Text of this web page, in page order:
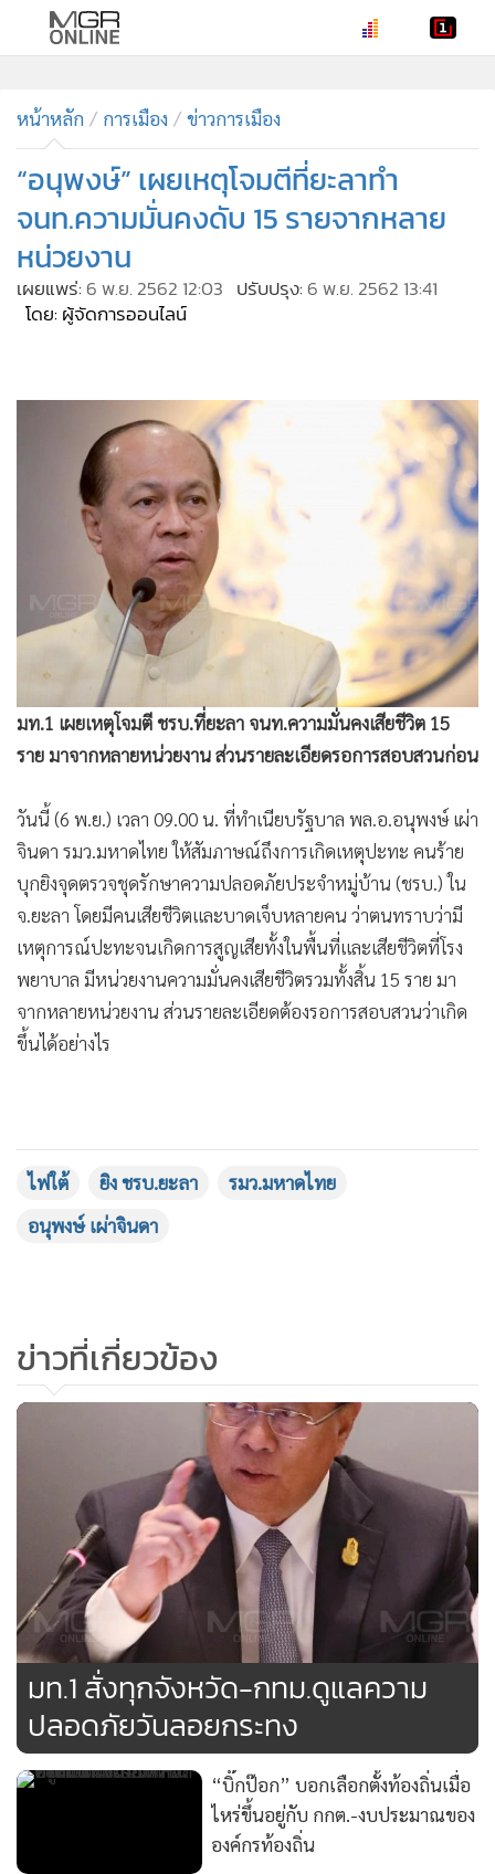
• ทันเหตุการณ์
• ภาคใต้
ภูมิภาค
• Online Section
• บันเทิง
• ผู้จัดการรายวัน
คอลัมนิสต์
Cyber BIZ
ผู้จัดกวน
Good health & Well-being
Green Innovation & SD
Management & HR
MGR Live
• Infographic
การเมือง
ท่องเที่ยว
• กีฬา
• ต่างประเทศ
•
Special Scoop
•
เศรษฐกิจ-ธุรกิจ
จีน
• ชุมชน-คุณภาพชีวิต
• อาชญากรรม
• Motoring
• เกม
• วิทยาศาสตร์
• อินโดจีน
กองทุนรวม
Celeb Online
Factcheck
• Gotomanager
หน้าหลัก การเมือง ข่าวการเมือง
“อนุพงษ์” เผยเหตุโจมตีที่ยะลาทำ
จนท.ความมั่นคงดับ 15 รายจากหลาย
หน่วยงาน
เผยแพร่:6 พ.ย. 2562 12:03 ปรับปรุง:6 พ.ย. 2562 13:41
โดย: ผู้จัดการออนไลน์
มท.1 เผยเหตุโจมตี ชรบ.ที่ยะลา จนท.ความมั่นคงเสียชีวิต 15
ราย มาจากหลายหน่วยงาน ส่วนรายละเอียดรอการสอบสวนก่อน
วันนี้ (6 พ.ย.) เวลา 09.00 น. ที่ทำเนียบรัฐบาล พล.อ.อนุพงษ์ เผ่า
จินดา รมว.มหาดไทย ให้สัมภาษณ์ถึงการเกิดเหตุปะทะ คนร้าย
บุกยิงจุดตรวจชุดรักษาความปลอดภัยประจำหมู่บ้าน (ชรบ.) ใน
จ.ยะลา โดยมีคนเสียชีวิตและบาดเจ็บหลายคน ว่าตนทราบว่ามี
เหตุการณ์ปะทะจนเกิดการสูญเสียทั้งในพื้นที่และเสียชีวิตที่โรง
พยาบาล มีหน่วยงานความมั่นคงเสียชีวิตรวมทั้งสิ้น 15 ราย มา
จากหลายหน่วยงาน ส่วนรายละเอียดต้องรอการสอบสวนว่าเกิด
ขึ้นได้อย่างไร
ไฟใต้ ยิง ชรบ.ยะลา
รมว.มหาดไทย
อนุพงษ์ เผ่าจินดา
ข่าวที่เกี่ยวข้อง
มท.1 สั่งทุกจังหวัด-กทม.ดูแลความ
ปลอดภัยวันลอยกระทง
“บิ๊กป๊อก” บอกเลือกตั้งท้องถิ่นเมื่อ
ไหร่ขึ้นอยู่กับ กกต.-งบประมาณของ
องค์กรท้องถิ่น